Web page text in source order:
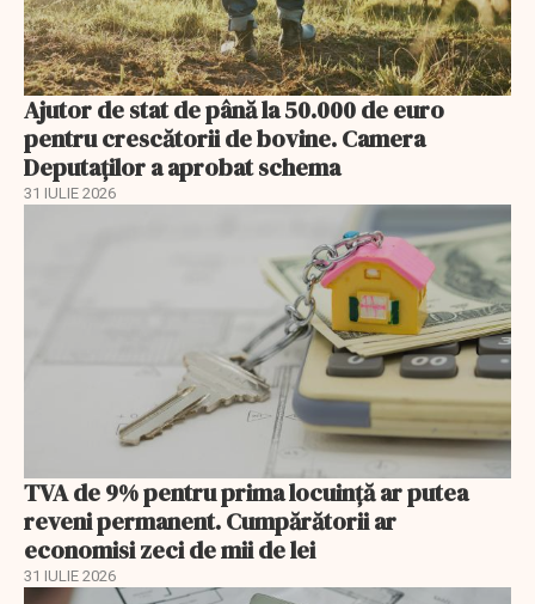
Ajutor de stat de până la 50.000 de euro
pentru crescătorii de bovine. Camera
Deputaților a aprobat schema
31 IULIE 2026
TVA de 9% pentru prima locuință ar putea
reveni permanent. Cumpărătorii ar
economisi zeci de mii de lei
31 IULIE 2026